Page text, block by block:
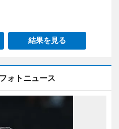
結果を見る
ォトニュース